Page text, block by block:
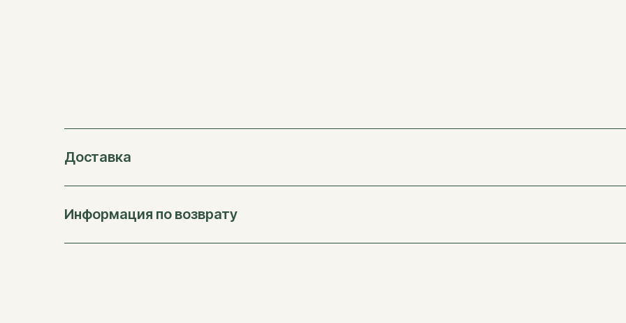
Доставка
Информация по возврату
Свои яркие события намуже доверили